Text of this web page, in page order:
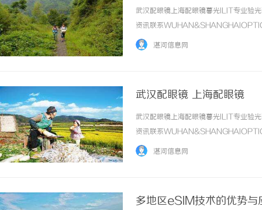
武汉配眼镜上海配眼镜暮光ILIT专业验
资讯联系
品牌，现于武汉与上海设有4家门店。
湛河信息网
武汉配眼镜 上海配眼镜
武汉配眼镜上海配眼镜暮光ILIT专业验
资讯联系
品牌，现于武汉与上海设有4家门店。
湛河信息网
多地区eSIM技术的优势与